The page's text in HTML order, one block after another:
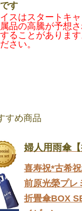
す
スはスタートキ
品の高騰が予想
ることがあります
さい。
すめ商品
婦人用雨傘【
喜寿祝*古希
前原光榮プレ
折畳傘BOX